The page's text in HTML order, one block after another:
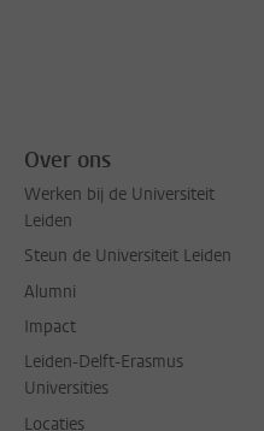
Over ons
Werken bij de Universiteit
Leiden
Steun de Universiteit Leiden
Alumni
Impact
Leiden-Delft-Erasmus
Universities
Locaties